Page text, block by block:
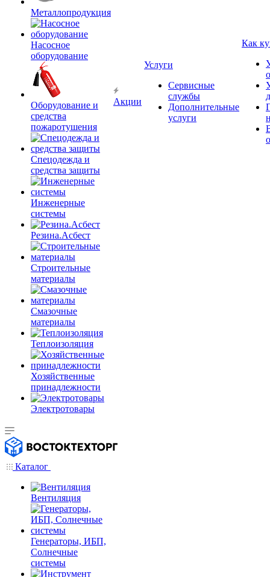
Металлопродукция
Насосное
оборудование
Оборудование и
средства
пожаротушения
Спецодежда и
средства защиты
Инженерные
системы
Резина.Асбест
Строительные
материалы
Смазочные
материалы
Теплоизоляция
Хозяйственные
принадлежности
Электротовары
Акции
Услуги
Сервисные
службы
Дополнительные
услуги
Как
Каталог
Вентиляция
Генераторы, ИБП,
Солнечные
системы